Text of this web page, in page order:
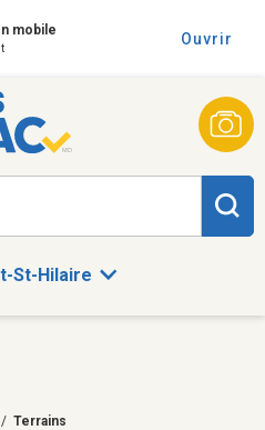
mobile Ouvrir
St-Hilaire
/ Terrains